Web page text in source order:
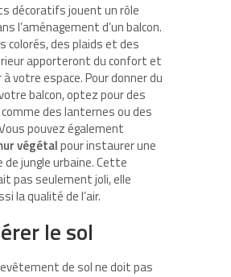
décoratifs jouent un rôle
l’aménagement d’un balcon.
colorés, des plaids et des
apporteront du confort et
à votre espace. Pour donner du
balcon, optez pour des
des lanternes ou des
pouvez également
végétalpour instaurer une
jungle urbaine. Cette
pas seulement joli, elle
la qualité de l’air.
le sol
de sol ne doit pas